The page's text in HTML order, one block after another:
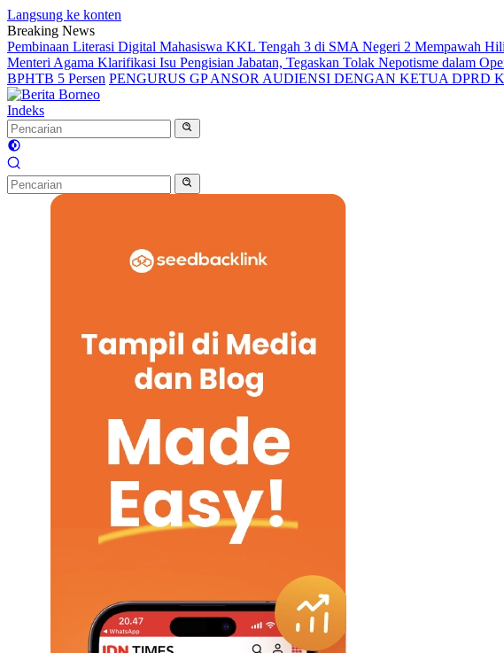
Langsung ke konten
Breaking News
Pembinaan Literasi Digital Mahasiswa KKL Tengah 3 di SMA Negeri 2 Mempawah
Menteri Agama Klarifikasi Isu Pengisian Jabatan, Tegaskan Tolak Nepotisme dalam
BPHTB 5 Persen PENGURUS GP ANSOR AUDIENSI DENGAN KETUA
Indeks